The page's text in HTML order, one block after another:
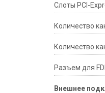
Слоты PCI-
Количество
Количество
Разъем для
Внешнее